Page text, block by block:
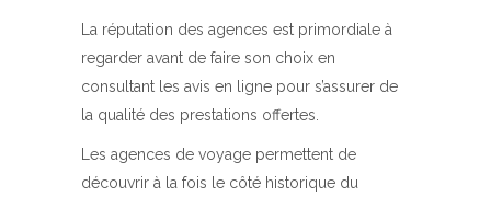
La réputation des agences est primordiale à
regarder avant de faire son choix en
consultant les avis en ligne pour s’assurer de
la qualité des prestations offertes.
Les agences de voyage permettent de
découvrir à la fois le côté historique du